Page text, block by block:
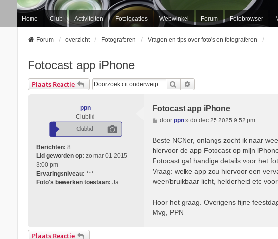
Home Club Activiteiten Fotolocaties Webwinkel Forum Fotobrowser
Forum overzicht Fotograferen Vragen en tips over foto's en fotograferen
Fotocast app iPhone
Plaats Reactie Zoek
ppn
Clublid
Berichten: 8
Lid geworden op: zo mar 01 2015
3:00 pm
Ervaringsniveau: ***
Foto's bewerken toestaan: Ja
Fotocast app iPhone
B
e
c
h
t
doorppn »do dec 25 2025 9:52 pm
Beste NCNer, onlangs zocht ik naar
hiervoor de app Fotocast op mijn
Fotocast gaf handige details voor het
Vraag: welke app zou hiervoor een
weer/bruikbaar licht, helderheid etc
Hoor het graag. Overigens fijne
Mvg, PPN
Plaats Reactie